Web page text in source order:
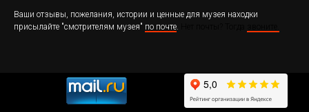
Ваши отзывы, пожелания, истории и ценные для музея находки
присылайте "смотрителям музея" по почте